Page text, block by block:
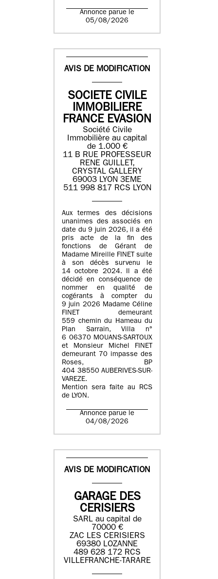
Annonce parue le
05/08/2026
AVIS DE MODIFICATION
SOCIETE CIVILE
IMMOBILIERE
FRANCE EVASION
Société Civile
Immobilière au capital
de 1.000 €
11 B RUE PROFESSEUR
RENE GUILLET,
CRYSTAL GALLERY
69003 LYON 3EME
511 998 817 RCS LYON
Aux termes des décisions
unanimes des associés en
date du 9 juin 2026, il a été
pris acte de la fin des
fonctions de Gérant de
Madame Mireille FINET suite
à son décès survenu le
14 octobre 2024. Il a été
décidé en conséquence de
nommer en qualité de
cogérants à compter du
9 juin 2026 Madame Céline
FINET demeurant
559 chemin du Hameau du
Plan Sarrain, Villa n°
6 06370 MOUANS-SARTOUX
et Monsieur Michel FINET
demeurant 70 impasse des
Roses, BP
404 38550 AUBERIVES-SUR-
VAREZE.
Mention sera faite au RCS
de LYON.
Annonce parue le
04/08/2026
AVIS DE MODIFICATION
GARAGE DES
CERISIERS
SARL au capital de
70000 €
ZAC LES CERISIERS
69380 LOZANNE
489 628 172 RCS
VILLEFRANCHE-TARARE